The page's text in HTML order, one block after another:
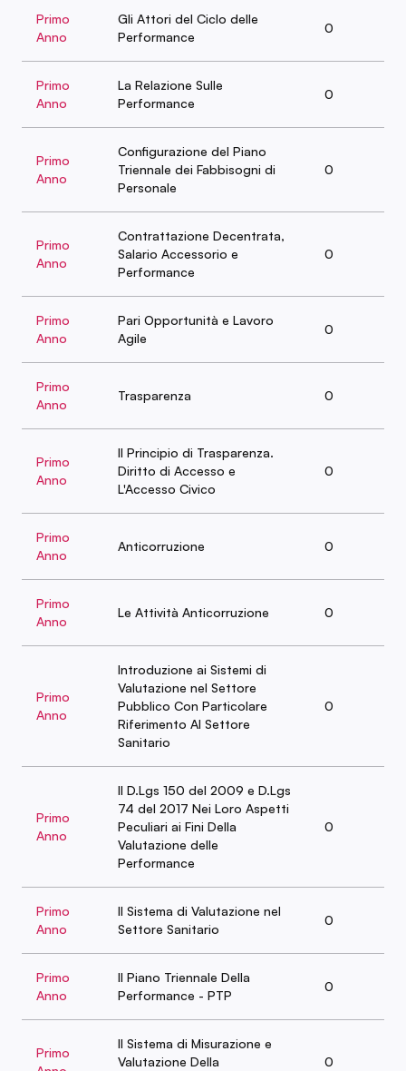
Primo
Anno
Gli Attori del Ciclo delle
Performance
0
Primo
Anno
La Relazione Sulle
Performance
0
Primo
Anno
Configurazione del Piano
Triennale dei Fabbisogni di
Personale
0
Primo
Anno
Contrattazione Decentrata,
Salario Accessorio e
Performance
0
Primo
Anno
Pari Opportunità e Lavoro
Agile
0
Primo
Anno
Trasparenza 0
Primo
Anno
Il Principio di Trasparenza.
Diritto di Accesso e
L'Accesso Civico
0
Primo
Anno
Anticorruzione 0
Primo
Anno
Le Attività Anticorruzione 0
Primo
Anno
Introduzione ai Sistemi di
Valutazione nel Settore
Pubblico Con Particolare
Riferimento Al Settore
Sanitario
0
Primo
Anno
Il D.Lgs 150 del 2009 e D.Lgs
74 del 2017 Nei Loro Aspetti
Peculiari ai Fini Della
Valutazione delle
Performance
0
Primo
Anno
Il Sistema di Valutazione nel
Settore Sanitario
0
Primo
Anno
Il Piano Triennale Della
Performance - PTP
0
Primo
Il Sistema di Misurazione e
Valutazione Della
0